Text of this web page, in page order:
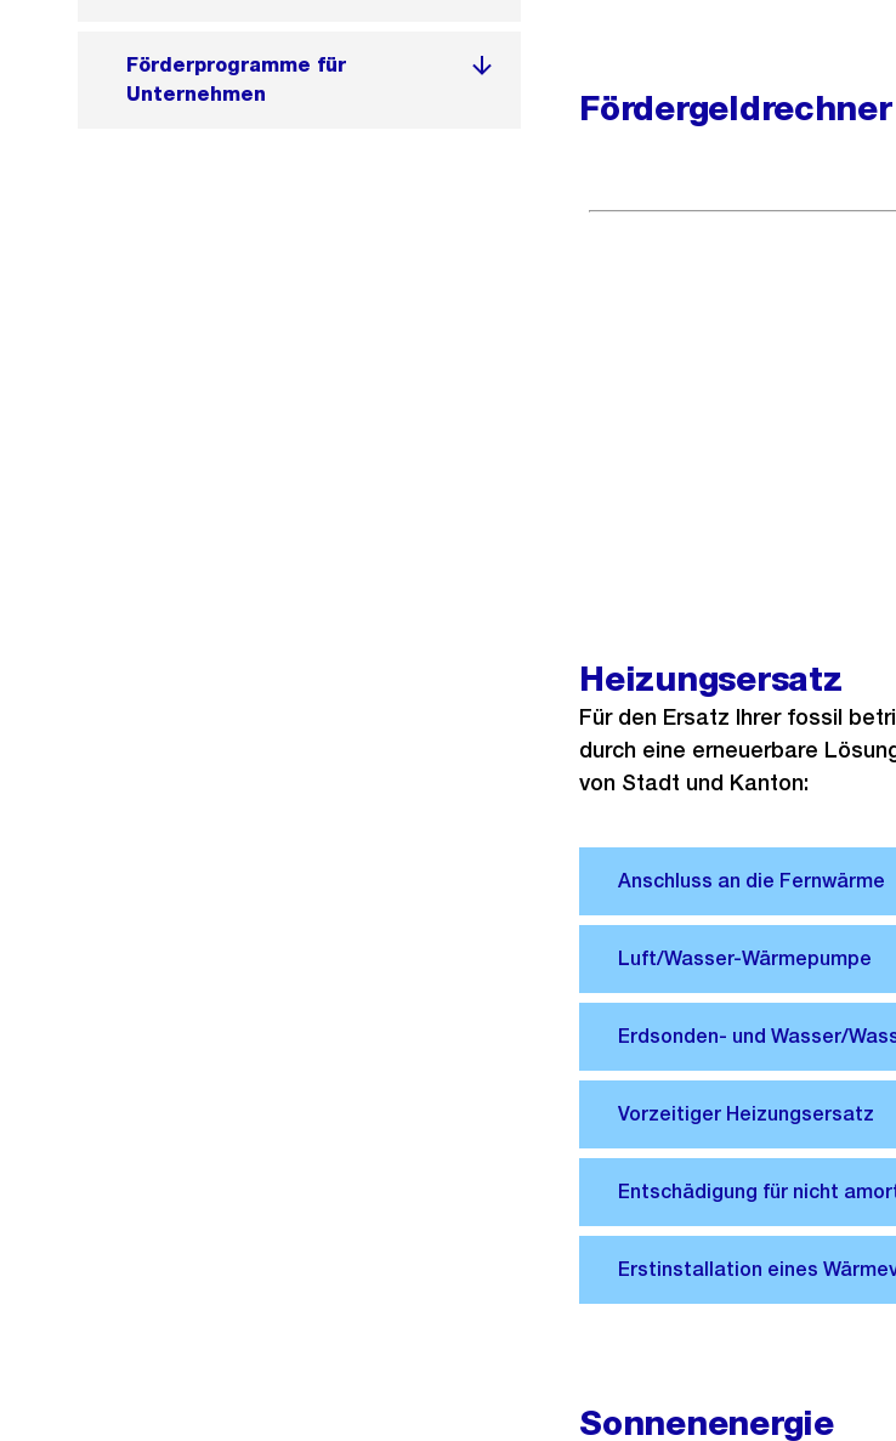
Förderprogramme für
Unternehmen
Fördergeldrechner
Heizungsersatz
Für den Ersatz Ihrer fossil
durch eine erneuerbare
von Stadt und Kanton:
Sonnenenergie